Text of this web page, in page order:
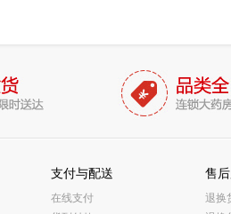
支付与配送
在线支付
售
退换